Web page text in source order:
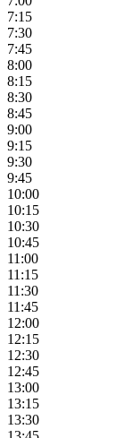
7:15
7:30
7:45
8:00
8:15
8:30
8:45
9:00
9:15
9:30
9:45
10:00
10:15
10:30
10:45
11:00
11:15
11:30
11:45
12:00
12:15
12:30
12:45
13:00
13:15
13:30